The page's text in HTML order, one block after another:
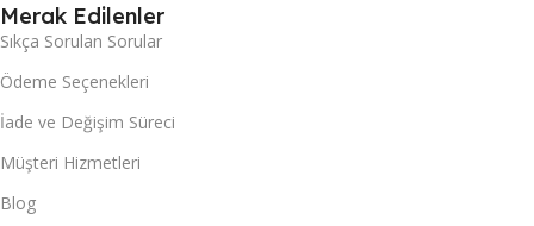
Merak Edilenler
Sıkça Sorulan Sorular
Ödeme Seçenekleri
İade ve Değişim Süreci
Müşteri Hizmetleri
Blog